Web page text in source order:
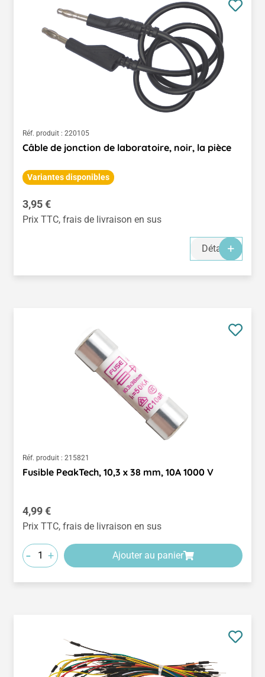
Réf. produit : 220105
Câble de jonction de laboratoire, noir, la pièce
Variantes disponibles
Prix régulier :
3,95 €
Prix TTC, frais de livraison en sus
Détails
Réf. produit : 215821
Fusible PeakTech, 10,3 x 38 mm, 10A 1000 V
Prix régulier :
4,99 €
Prix TTC, frais de livraison en sus
- + Ajouter au panier